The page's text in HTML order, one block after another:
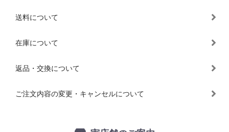
送料について
在庫について
返品・交換について
ご注文内容の変更・キャンセルについて